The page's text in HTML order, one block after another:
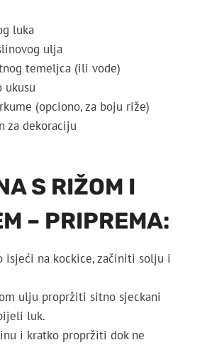
luka
ulja
temeljca (ili vode)
ukusu
(opciono, za boju riže)
za dekoraciju
S RIŽOM I
– PRIPREMA:
isjeći na kockice, začiniti solju i
ulju propržiti sitno sjeckani
luk.
i kratko propržiti dok ne